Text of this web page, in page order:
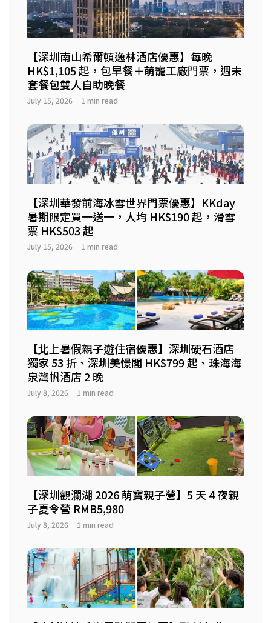
【深圳南山希爾頓逸林酒店優惠】每晚
HK$1,105 起，包早餐＋萌寵工廠門票，週末
套餐包雙人自助晚餐
July 15, 2026 1 min read
【深圳華發前海冰雪世界門票優惠】KKday
暑期限定買一送一，人均 HK$190 起，滑雪
票 HK$503 起
July 15, 2026 1 min read
【北上暑假親子遊住宿優惠】深圳硬石酒店
獨家 53 折、深圳美憬閣 HK$799 起、珠海海
泉灣帆酒店 2 晚
July 8, 2026 1 min read
【深圳觀瀾湖 2026 萌寶親子營】5 天 4 夜親
子夏令營 RMB5,980
July 8, 2026 1 min read